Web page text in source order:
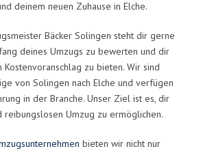
deinem neuen Zuhause in Elche.
Bäcker Solingen steht dir gerne
deines Umzugs zu bewerten und dir
zu bieten. Wir sind
von Solingen nach Elche und verfügen
in der Branche. Unser Ziel ist es, dir
reibungslosen Umzug zu ermöglichen.
bieten wir nicht nur